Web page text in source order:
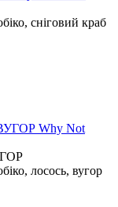
сніговий краб
лосось, вугор